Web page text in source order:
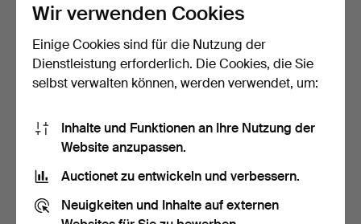
1326
EINE
INTERESSANTE
SAMMLUNG
CHINESISCHER UN…
Verkauft
743 EIN FRÜHES
EXEMPLAR EINER
Verkauft
Wir verwenden Cookies
Einige Cookies sind für die Nutzung der
Dienstleistung erforderlich. Die Cookies, die Sie
selbst verwalten können, werden verwendet, um:
Inhalte und Funktionen an Ihre Nutzung der
Website anzupassen.
Auctionet zu entwickeln und verbessern.
Neuigkeiten und Inhalte auf externen